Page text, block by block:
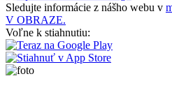
Sledujte informácie z nášho webu v
V OBRAZE.
Voľne k stiahnutiu: